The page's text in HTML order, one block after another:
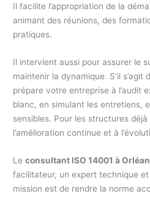
Il facilite l’appropriation de la
animant des réunions, des
pratiques.
Il intervient aussi pour assurer le
maintenir la dynamique. S’il s’agit
prépare votre entreprise à l’audit
blanc, en simulant les entretiens,
sensibles. Pour les structures
l’amélioration continue et à
Leconsultant ISO 14001 à
facilitateur, un expert technique
mission est de rendre la norme